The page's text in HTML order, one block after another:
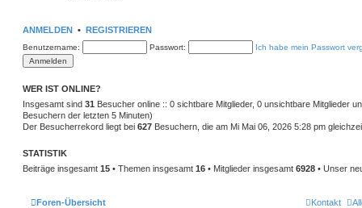
ANMELDEN • REGISTRIEREN
Benutzername: Passwort: Ich habe mein Passwort
WER IST ONLINE?
Insgesamt sind 31 Besucher online :: 0 sichtbare Mitglieder, 0 unsichtbare Mitglieder
Besuchern der letzten 5 Minuten)
Der Besucherrekord liegt bei 627 Besuchern, die am Mi Mai 06, 2026 5:28 pm
STATISTIK
Beiträge insgesamt 15 • Themen insgesamt 16 • Mitglieder insgesamt 6928 • Unser
Foren-Übersicht Kontakt